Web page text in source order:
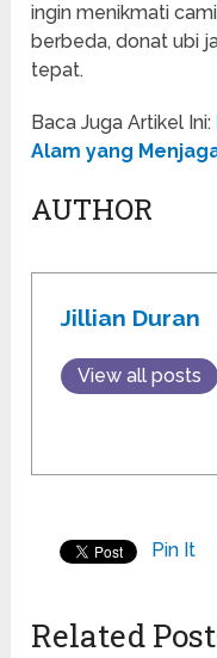
ingin menikmati
berbeda, donat ubi
tepat.
Baca Juga Artikel Ini:
Alam yang
AUTHOR
Jillian Duran
View all posts
Pin It
Related